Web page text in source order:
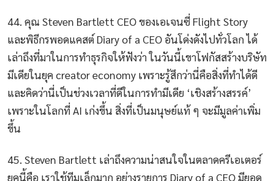
44. คุณ Steven Bartlett CEO ของเอเจนซี่ Flight Story
และพิธีกรพอดแคสต์ Diary of a CEO อันโด่งดังไปทั่วโลก ได้
เล่าถึงที่มาในการทำธุรกิจให้ฟังว่า ในวันนี้เขาโฟกัสสร้างบริษัท
มีเดียในยุค creator economy เพราะรู้สึกว่านี่คือสิ่งที่ทำได้ดี
และคิดว่านี่เป็นช่วงเวลาที่ดีในการทำมีเดีย ‘เชิงสร้างสรรค์’
เพราะในโลกที่ AI เก่งขึ้น สิ่งที่เป็นมนุษย์แท้ ๆ จะมีมูลค่าเพิ่ม
ขึ้น
45. Steven Bartlett เล่าถึงความน่าสนใจในตลาดครีเอเตอร์
ยุคนี้คือ เราใช้ทีมเล็กมาก อย่างรายการ Diary of a CEO มียอด